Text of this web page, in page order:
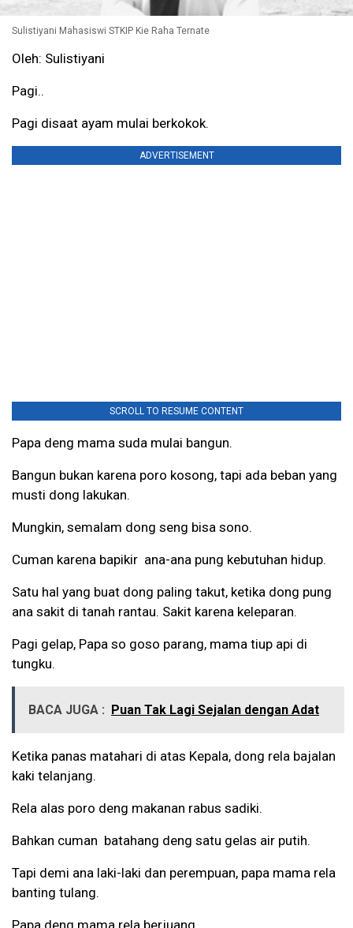
Sulistiyani Mahasiswi STKIP Kie Raha Ternate
Oleh: Sulistiyani
Pagi..
Pagi disaat ayam mulai berkokok.
ADVERTISEMENT
SCROLL TO RESUME CONTENT
Papa deng mama suda mulai bangun.
Bangun bukan karena poro kosong, tapi ada beban yang
musti dong lakukan.
Mungkin, semalam dong seng bisa sono.
Cuman karena bapikir ana-ana pung kebutuhan hidup.
Satu hal yang buat dong paling takut, ketika dong pung
ana sakit di tanah rantau. Sakit karena keleparan.
Pagi gelap, Papa so goso parang, mama tiup api di
tungku.
BACA JUGA : Puan Tak Lagi Sejalan dengan Adat
Ketika panas matahari di atas Kepala, dong rela bajalan
kaki telanjang.
Rela alas poro deng makanan rabus sadiki.
Bahkan cuman batahang deng satu gelas air putih.
Tapi demi ana laki-laki dan perempuan, papa mama rela
banting tulang.